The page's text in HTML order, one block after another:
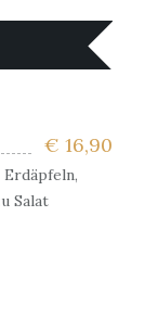
€ 16,90
Salat